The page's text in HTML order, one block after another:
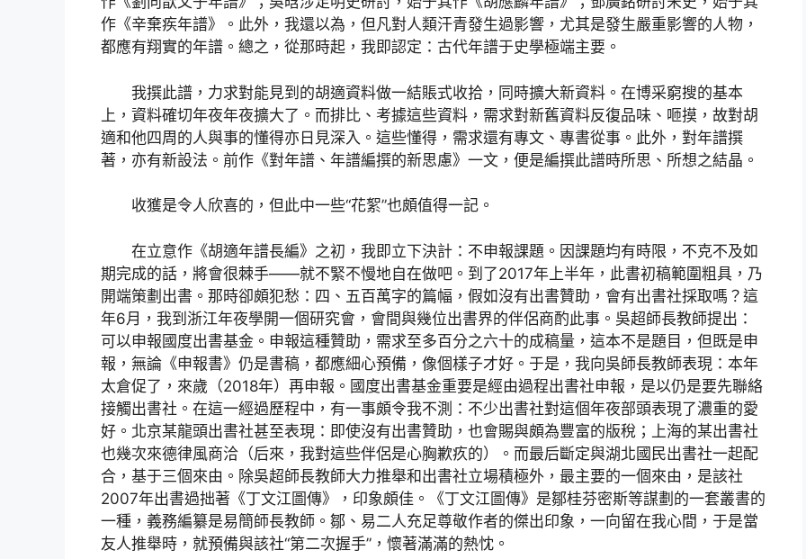
作《辛棄疾年譜》。此外，我還以為，但凡對人類汗青發生過影響，尤其是發生嚴重影響的人物，
都應有翔實的年譜。總之，從那時起，我即認定：古代年譜于史學極端主要。
我撰此譜，力求對能見到的胡適資料做一結賬式收拾，同時擴大新資料。在博采窮搜的基本
上，資料確切年夜年夜擴大了。而排比、考據這些資料，需求對新舊資料反復品味、咂摸，故對胡
適和他四周的人與事的懂得亦日見深入。這些懂得，需求還有專文、專書從事。此外，對年譜撰
著，亦有新設法。前作《對年譜、年譜編撰的新思慮》一文，便是編撰此譜時所思、所想之結晶。
收獲是令人欣喜的，但此中一些“花絮”也頗值得一記。
在立意作《胡適年譜長編》之初，我即立下決計：不申報課題。因課題均有時限，不克不及如
期完成的話，將會很棘手——就不緊不慢地自在做吧。到了2017年上半年，此書初稿範圍粗具，乃
開端策劃出書。那時卻頗犯愁：四、五百萬字的篇幅，假如沒有出書贊助，會有出書社採取嗎？這
年6月，我到浙江年夜學開一個研究會，會間與幾位出書界的伴侶商酌此事。吳超師長教師提出：
可以申報國度出書基金。申報這種贊助，需求至多百分之六十的成稿量，這本不是題目，但既是申
報，無論《申報書》仍是書稿，都應細心預備，像個樣子才好。于是，我向吳師長教師表現：本年
太倉促了，來歲（2018年）再申報。國度出書基金重要是經由過程出書社申報，是以仍是要先聯絡
接觸出書社。在這一經過歷程中，有一事頗令我不測：不少出書社對這個年夜部頭表現了濃重的愛
好。北京某龍頭出書社甚至表現：即使沒有出書贊助，也會賜與頗為豐富的版稅；上海的某出書社
也幾次來德律風商洽（后來，我對這些伴侶是心胸歉疚的）。而最后斷定與湖北國民出書社一起配
合，基于三個來由。除吳超師長教師大力推舉和出書社立場積極外，最主要的一個來由，是該社
2007年出書過拙著《丁文江圖傳》，印象頗佳。《丁文江圖傳》是鄒桂芬密斯等謀劃的一套叢書的
一種，義務編纂是易簡師長教師。鄒、易二人充足尊敬作者的傑出印象，一向留在我心間，于是當
友人推舉時，就預備與該社“第二次握手”，懷著滿滿的熱忱。